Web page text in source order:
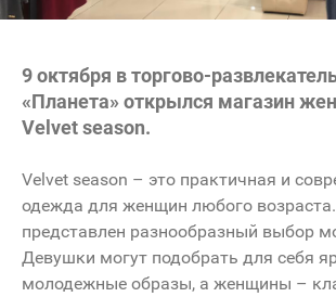
9 октября в торгово-
«Планета» открылся магазин
Velvet season.
Velvet season – это практичная и
одежда для женщин любого
представлен разнообразный выбор
Девушки могут подобрать для себя
молодежные образы, а женщины –